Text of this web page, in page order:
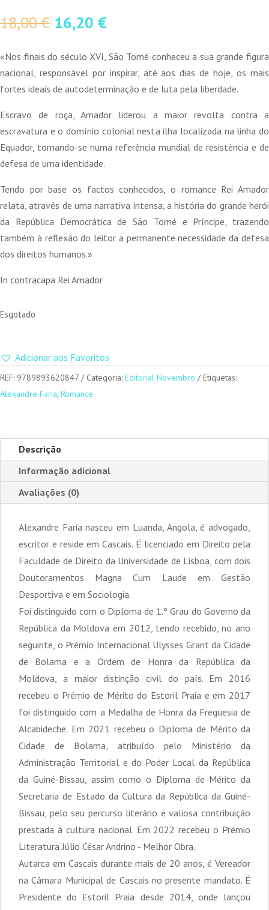
18,00€ O
original
era:
18,00 €.
16,20 €O
atual
é:
16,20 €.
«Nos finais do século XVI, São Tomé conheceu a sua grande figura
nacional, responsável por inspirar, até aos dias de hoje, os mais
fortes ideais de autodeterminação e de luta pela liberdade.
Escravo de roça, Amador liderou a maior revolta contra a
escravatura e o domínio colonial nesta ilha localizada na linha do
Equador, tornando-se numa referência mundial de resistência e de
defesa de uma identidade.
Tendo por base os factos conhecidos, o romance Rei Amador
relata, através de uma narrativa intensa, a história do grande herói
da República Democrática de São Tomé e Príncipe, trazendo
também à reflexão do leitor a permanente necessidade da defesa
dos direitos humanos.»
In contracapa Rei Amador
Esgotado
Adicionar aos Favoritos
REF: 9789893620847 Categoria: Editorial Novembro
Etiquetas:
Alexandre Faria, Romance
Descrição
Informação adicional
Avaliações (0)
Alexandre Faria nasceu em Luanda, Angola, é advogado,
escritor e reside em Cascais. É licenciado em Direito pela
Faculdade de Direito da Universidade de Lisboa, com dois
Doutoramentos Magna Cum Laude em Gestão
Desportiva e em Sociologia.
Foi distinguido com o Diploma de 1.º Grau do Governo da
República da Moldova em 2012, tendo recebido, no ano
seguinte, o Prémio Internacional Ulysses Grant da Cidade
de Bolama e a Ordem de Honra da República da
Moldova, a maior distinção civil do país. Em 2016
recebeu o Prémio de Mérito do Estoril Praia e em 2017
foi distinguido com a Medalha de Honra da Freguesia de
Alcabideche. Em 2021 recebeu o Diploma de Mérito da
Cidade de Bolama, atribuído pelo Ministério da
Administração Territorial e do Poder Local da República
da Guiné-Bissau, assim como o Diploma de Mérito da
Secretaria de Estado da Cultura da República da Guiné-
Bissau, pelo seu percurso literário e valiosa contribuição
prestada à cultura nacional. Em 2022 recebeu o Prémio
Literatura Júlio César Andrino - Melhor Obra.
Autarca em Cascais durante mais de 20 anos, é Vereador
na Câmara Municipal de Cascais no presente mandato. É
Presidente do Estoril Praia desde 2014, onde lançou